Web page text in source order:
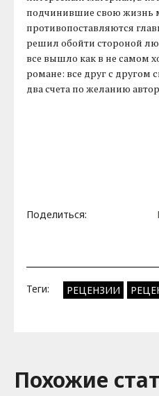
подчинившие свою жизнь
противопоставляются
решил обойти стороной
все вышло как в не самом
романе: все друг с другом
два счета по желанию
Поделиться:
Теги: РЕЦЕНЗИИ
Похожие